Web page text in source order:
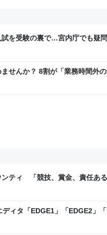
を受験の裏で…宮内庁でも疑
女性自身
せんか？ 8割が「業務時間外
ティ 「競技、賞金、責任あ
テックLAB
ィタ「EDGE1」「EDGE2」
ス】 - レバテックLAB